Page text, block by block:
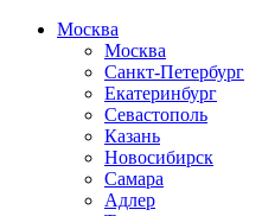
Москва
Москва
Санкт-Петербург
Екатеринбург
Севастополь
Казань
Новосибирск
Самара
Адлер